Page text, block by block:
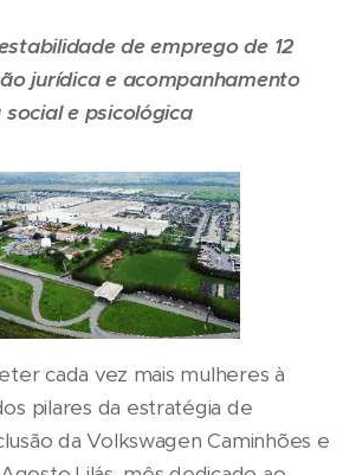
de emprego de 12
jurídica e acompanhamento
e psicológica
cada vez mais mulheres à
pilares da estratégia de
da Volkswagen Caminhões e